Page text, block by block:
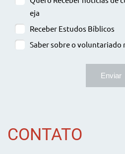
eja
Receber Estudos Bíblicos
Saber sobre o voluntariado
CONTATO